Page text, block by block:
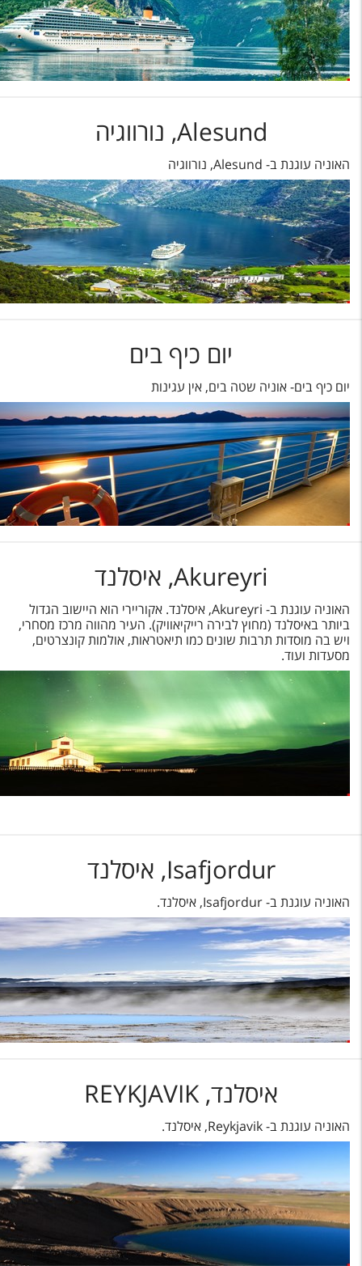
Alesund, נורווגיה
האוניה עוגנת ב- Alesund, נורווגיה
יום כיף בים
יום כיף בים- אוניה שטה בים, אין עגינות
Akureyri, איסלנד
האוניה עוגנת ב- Akureyri, איסלנד. אקוריירי הוא היישוב הגדול
ביותר באיסלנד (מחוץ לבירה רייקיאוויק). העיר מהווה מרכז מסחרי,
ויש בה מוסדות תרבות שונים כמו תיאטראות, אולמות קונצרטים,
מסעדות ועוד.
Isafjordur, איסלנד
האוניה עוגנת ב- Isafjordur, איסלנד.
איסלנד, REYKJAVIK
האוניה עוגנת ב- Reykjavik, איסלנד.